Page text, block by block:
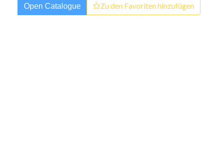
Open Catalogue Zu den Favoriten hinzufügen